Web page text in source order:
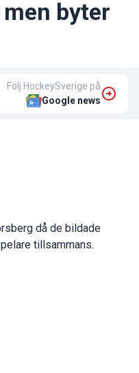
byter
Följ HockeySverige på
Google news
då de bildade
tillsammans.